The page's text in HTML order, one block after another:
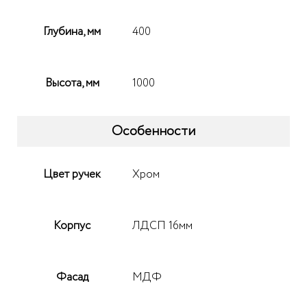
Глубина, мм 400
Высота, мм 1000
Особенности
Цвет ручек Хром
Корпус ЛДСП 16мм
Фасад МДФ